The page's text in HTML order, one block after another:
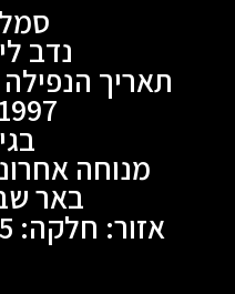
נדב
תאריך
מנוחה
באר
אזור: חלקה: 5 שורה: 6 קבר : 6